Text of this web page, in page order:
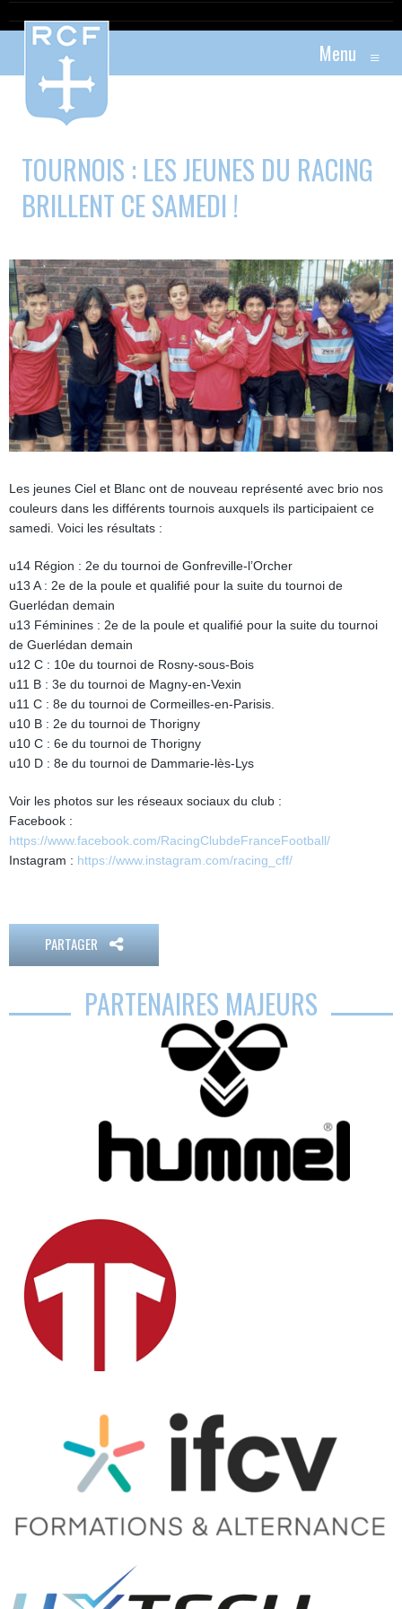
Menu ≡
TOURNOIS : LES JEUNES DU RACING
BRILLENT CE SAMEDI !
Les jeunes Ciel et Blanc ont de nouveau représenté avec brio nos
couleurs dans les différents tournois auxquels ils participaient ce
samedi. Voici les résultats :
u14 Région : 2e du tournoi de Gonfreville-l’Orcher
u13 A : 2e de la poule et qualifié pour la suite du tournoi de
Guerlédan demain
u13 Féminines : 2e de la poule et qualifié pour la suite du tournoi
de Guerlédan demain
u12 C : 10e du tournoi de Rosny-sous-Bois
u11 B : 3e du tournoi de Magny-en-Vexin
u11 C : 8e du tournoi de Cormeilles-en-Parisis.
u10 B : 2e du tournoi de Thorigny
u10 C : 6e du tournoi de Thorigny
u10 D : 8e du tournoi de Dammarie-lès-Lys
Voir les photos sur les réseaux sociaux du club :
Facebook :
https://www.facebook.com/RacingClubdeFranceFootball/
Instagram : https://www.instagram.com/racing_cff/
PARTAGER
PARTENAIRES MAJEURS